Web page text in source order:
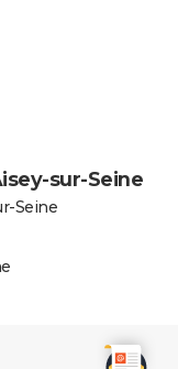
sur-Seine
Seine